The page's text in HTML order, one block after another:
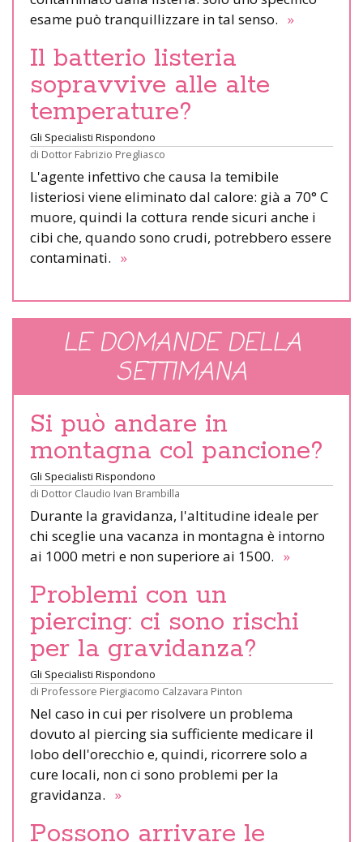
esame può tranquillizzare in tal senso. »
Il batterio listeria
sopravvive alle alte
temperature?
Gli Specialisti Rispondono
di Dottor Fabrizio Pregliasco
L'agente infettivo che causa la temibile
listeriosi viene eliminato dal calore: già a 70° C
muore, quindi la cottura rende sicuri anche i
cibi che, quando sono crudi, potrebbero essere
contaminati. »
LE DOMANDE DELLA
SETTIMANA
Si può andare in
montagna col pancione?
Gli Specialisti Rispondono
di Dottor Claudio Ivan Brambilla
Durante la gravidanza, l'altitudine ideale per
chi sceglie una vacanza in montagna è intorno
ai 1000 metri e non superiore ai 1500. »
Problemi con un
piercing: ci sono rischi
per la gravidanza?
Gli Specialisti Rispondono
di Professore Piergiacomo Calzavara Pinton
Nel caso in cui per risolvere un problema
dovuto al piercing sia sufficiente medicare il
lobo dell'orecchio e, quindi, ricorrere solo a
cure locali, non ci sono problemi per la
gravidanza. »
Possono arrivare le